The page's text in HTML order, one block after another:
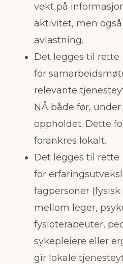
vekt på
aktivitet, men
avlastning.
Det legges til rette
for
relevante
NÅ både før,
oppholdet. Dette
forankres lokalt.
Det legges til rette
for
fagpersoner
mellom leger,
fysioterapeuter,
sykepleiere eller
gir lokale